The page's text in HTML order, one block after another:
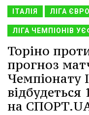
ІТАЛІЯ ЛІГА
ЛІГА ЧЕМПІОНІВ
Торіно
прогноз
Чемпіонату
відбудеться
на